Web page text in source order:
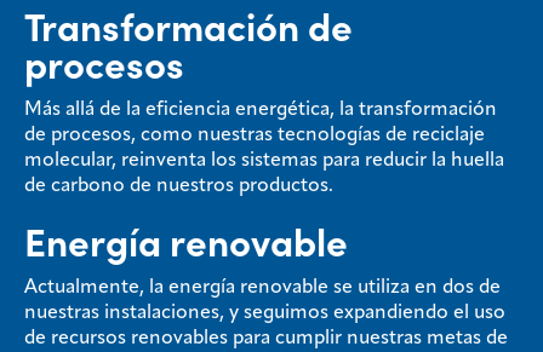
Transformación de
procesos
Más allá de la eficiencia energética, la transformación
de procesos, como nuestras tecnologías de reciclaje
molecular, reinventa los sistemas para reducir la huella
de carbono de nuestros productos.
Energía renovable
Actualmente, la energía renovable se utiliza en dos de
nuestras instalaciones, y seguimos expandiendo el uso
de recursos renovables para cumplir nuestras metas de